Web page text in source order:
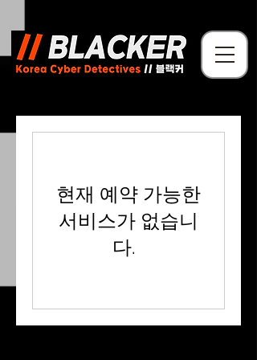
현재 예약 가능한
서비스가 없습니
다.